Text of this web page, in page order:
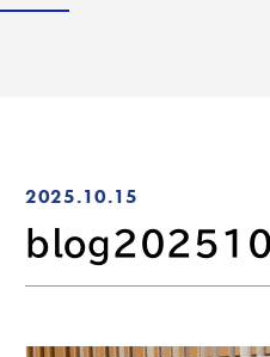
2025.10.15